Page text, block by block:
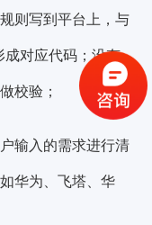
则写到平台上，与
成对应代码；没有
校验；
输入的需求进行清
华为、飞塔、华
获取验证码